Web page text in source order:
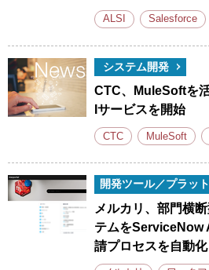
ALSI Salesforce
システム開発
CTC、MuleSoftを
Iサービスを開始
CTC MuleSoft
開発ツール／プラッ
メルカリ、部門横
テムをServiceNow
請プロセスを自動化